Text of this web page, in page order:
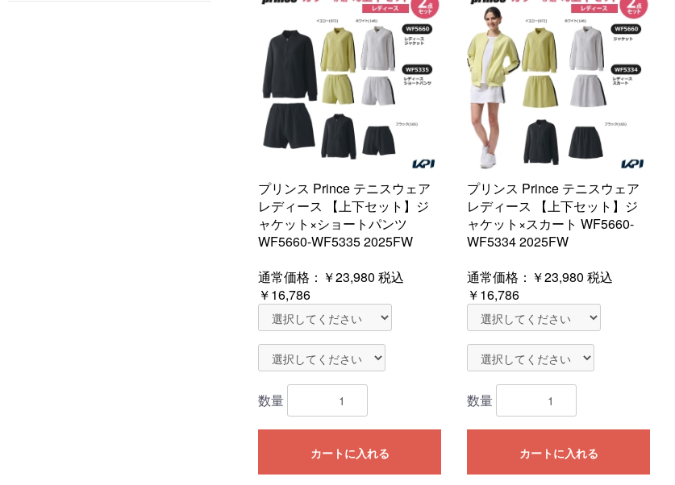
プリンス Prince テニスウェア
レディース 【上下セット】ジ
ャケット×ショートパンツ
WF5660-WF5335 2025FW
通常価格： ￥23,980 税込
￥16,786
数量
カートに入れる
プリンス Prince テニスウェア
レディース 【上下セット】ジ
ャケット×スカート WF5660-
WF5334 2025FW
通常価格： ￥23,980 税込
￥16,786
数量
カートに入れる